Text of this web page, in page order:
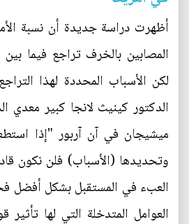
أظهرت دراسة جديدة أن نسبة
لكن الأسباب المحددة لهذا
الدكتور كينيث لانجا كبير معدي
ميشيجان في آن آربور "إذا
وتحديدها (الأسباب) فلن نكون
العبء في المستقبل بشكل أفضل
العوامل المتدخلة التي لها